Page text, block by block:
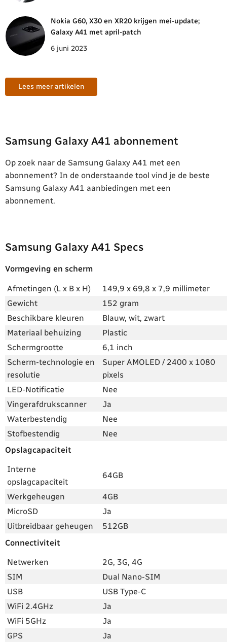
Nokia G60, X30 en XR20 krijgen mei-update;
Galaxy A41 met april-patch
6 juni 2023
Lees meer artikelen
Samsung Galaxy A41 abonnement
Op zoek naar de Samsung Galaxy A41 met een
abonnement? In de onderstaande tool vind je de beste
Samsung Galaxy A41 aanbiedingen met een
abonnement.
Samsung Galaxy A41 Specs
Vormgeving en scherm
Afmetingen (L x B x H)
149,9 x 69,8 x 7,9 millimeter
Gewicht
152 gram
Beschikbare kleuren
Blauw, wit, zwart
Materiaal behuizing
Plastic
Schermgrootte
6,1 inch
Scherm-technologie en
resolutie
Super AMOLED / 2400 x 1080
pixels
LED-Notificatie
Nee
Vingerafdrukscanner
Ja
Waterbestendig
Nee
Stofbestendig
Nee
Opslagcapaciteit
Interne
opslagcapaciteit
64GB
Werkgeheugen
4GB
MicroSD
Ja
Uitbreidbaar geheugen
512GB
Connectiviteit
Netwerken
2G, 3G, 4G
SIM
Dual Nano-SIM
USB
USB Type-C
WiFi 2.4GHz
Ja
WiFi 5GHz
Ja
GPS
Ja